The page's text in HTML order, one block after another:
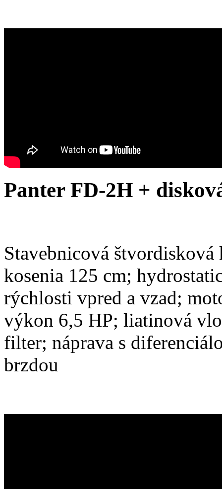
Panter FD-2H +
Stavebnicová štvordisková
kosenia 125 cm;
rýchlosti vpred a vzad;
výkon 6,5 HP; liatinová
filter; náprava s
brzdou